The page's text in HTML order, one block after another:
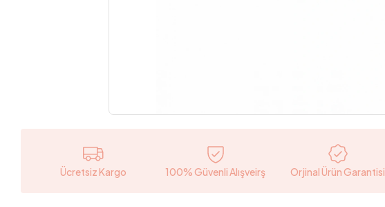
Ücretsiz Kargo 100% Güvenli Alışveirş Orjinal Ürün Garantisi